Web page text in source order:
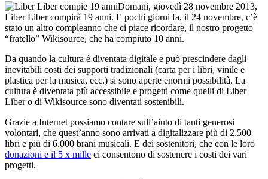
Domani, giovedì 28 novembre 2013,
Liber Liber compirà 19 anni. E pochi giorni fa, il 24 novembre, c’è
stato un altro compleanno che ci piace ricordare, il nostro progetto
“fratello” Wikisource, che ha compiuto 10 anni.
Da quando la cultura è diventata digitale e può prescindere dagli
inevitabili costi dei supporti tradizionali (carta per i libri, vinile e
plastica per la musica, ecc.) si sono aperte enormi possibilità. La
cultura è diventata più accessibile e progetti come quelli di Liber
Liber o di Wikisource sono diventati sostenibili.
Grazie a Internet possiamo contare sull’aiuto di tanti generosi
volontari, che quest’anno sono arrivati a digitalizzare più di 2.500
libri e più di 6.000 brani musicali. E dei sostenitori, che con le loro
donazioni e il 5 x mille ci consentono di sostenere i costi dei vari
progetti.